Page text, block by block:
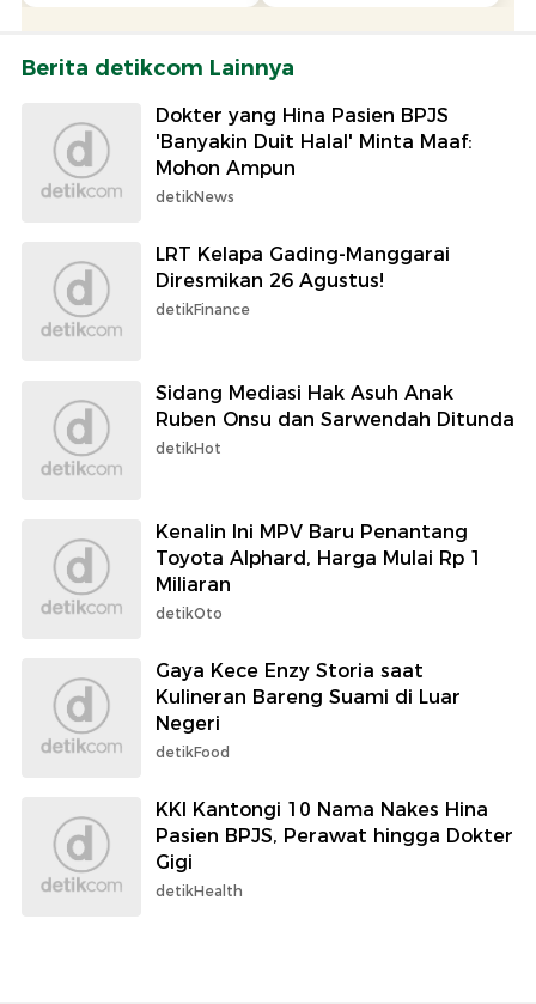
Berita detikcom Lainnya
Dokter yang Hina Pasien BPJS
'Banyakin Duit Halal' Minta Maaf:
Mohon Ampun
detikNews
LRT Kelapa Gading-Manggarai
Diresmikan 26 Agustus!
detikFinance
Sidang Mediasi Hak Asuh Anak
Ruben Onsu dan Sarwendah Ditunda
detikHot
Kenalin Ini MPV Baru Penantang
Toyota Alphard, Harga Mulai Rp 1
Miliaran
detikOto
Gaya Kece Enzy Storia saat
Kulineran Bareng Suami di Luar
Negeri
detikFood
KKI Kantongi 10 Nama Nakes Hina
Pasien BPJS, Perawat hingga Dokter
Gigi
detikHealth